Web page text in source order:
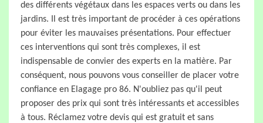
des différents végétaux dans les espaces verts ou dans les
jardins. Il est très important de procéder à ces opérations
pour éviter les mauvaises présentations. Pour effectuer
ces interventions qui sont très complexes, il est
indispensable de convier des experts en la matière. Par
conséquent, nous pouvons vous conseiller de placer votre
confiance en Elagage pro 86. N'oubliez pas qu'il peut
proposer des prix qui sont très intéressants et accessibles
à tous. Réclamez votre devis qui est gratuit et sans